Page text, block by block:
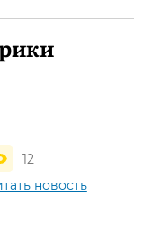
12
новость